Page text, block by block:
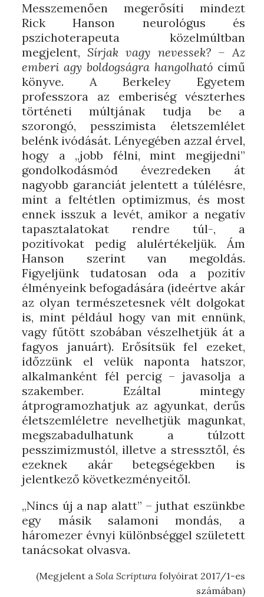
Messzemenően megerősíti mindezt
Rick Hanson neurológus és
pszichoterapeuta közelmúltban
megjelent, Sírjak vagy nevessek? – Az
emberi agy boldogságra hangolhatócímű
könyve. A Berkeley Egyetem
professzora az emberiség vészterhes
történeti múltjának tudja be a
szorongó, pesszimista életszemlélet
belénk ivódását. Lényegében azzal érvel,
hogy a „jobb félni, mint megijedni”
gondolkodásmód évezredeken át
nagyobb garanciát jelentett a túlélésre,
mint a feltétlen optimizmus, és most
ennek isszuk a levét, amikor a negatív
tapasztalatokat rendre túl-, a
pozitívokat pedig alulértékeljük. Ám
Hanson szerint van megoldás.
Figyeljünk tudatosan oda a pozitív
élményeink befogadására (ideértve akár
az olyan természetesnek vélt dolgokat
is, mint például hogy van mit ennünk,
vagy fűtött szobában vészelhetjük át a
fagyos januárt). Erősítsük fel ezeket,
időzzünk el velük naponta hatszor,
alkalmanként fél percig – javasolja a
szakember. Ezáltal mintegy
átprogramozhatjuk az agyunkat, derűs
életszemléletre nevelhetjük magunkat,
megszabadulhatunk a túlzott
pesszimizmustól, illetve a stressztől, és
ezeknek akár betegségekben is
jelentkező következményeitől.
„Nincs új a nap alatt” – juthat eszünkbe
egy másik salamoni mondás, a
háromezer évnyi különbséggel született
tanácsokat olvasva.
(Megjelent a Sola Scripturafolyóirat 2017/1-es
számában)